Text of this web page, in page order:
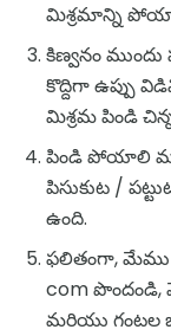
మిశ్రమాన్ని
కిణ్వనం
కొద్దిగా ఉప్పు
మిశ్రమ పిండి
పిండి పోయాలి
పిసుకుట /
ఉంది.
ఫలితంగా,
com
మరియు గంటల